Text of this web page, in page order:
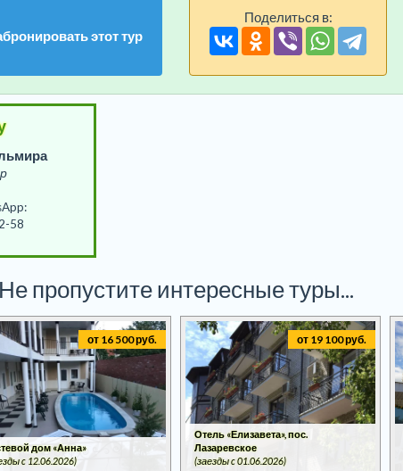
этот тур
Поделиться в:
58
Не пропустите интересные туры...
от 16 500 руб.
дом «Анна»
c 12.06.2026)
от 19 100 руб.
Отель «Елизавета», пос.
Лазаревское
(заезды c 01.06.2026)